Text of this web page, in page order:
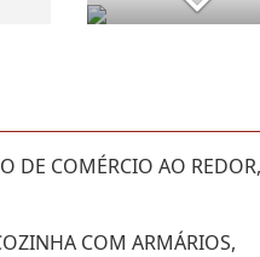
DE COMÉRCIO AO REDOR,
COM ARMÁRIOS,